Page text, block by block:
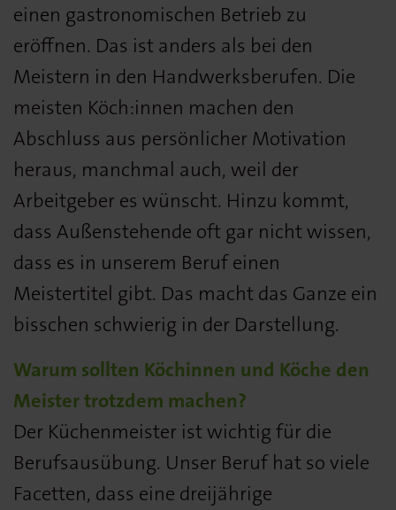
einen gastronomischen Betrieb zu
eröffnen. Das ist anders als bei den
Meistern in den Handwerksberufen. Die
meisten Köch:innen machen den
Abschluss aus persönlicher Motivation
heraus, manchmal auch, weil der
Arbeitgeber es wünscht. Hinzu kommt,
dass Außenstehende oft gar nicht wissen,
dass es in unserem Beruf einen
Meistertitel gibt. Das macht das Ganze ein
bisschen schwierig in der Darstellung.
Warum sollten Köchinnen und Köche den
Meister trotzdem machen?
Der Küchenmeister ist wichtig für die
Berufsausübung. Unser Beruf hat so viele
Facetten, dass eine dreijährige